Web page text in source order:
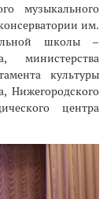
музыкального
им.
школы –
министерства
культуры
Нижегородского
центра